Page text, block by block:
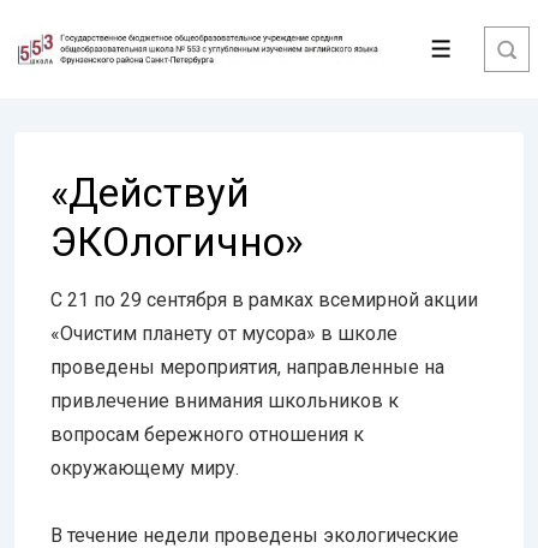
Перейти
Меню
«Действуй
ЭКОлогично»
С 21 по 29 сентября в рамках всемирной акции
«Очистим планету от мусора» в школе
проведены мероприятия, направленные на
привлечение внимания школьников к
вопросам бережного отношения к
окружающему миру.
В течение недели проведены экологические